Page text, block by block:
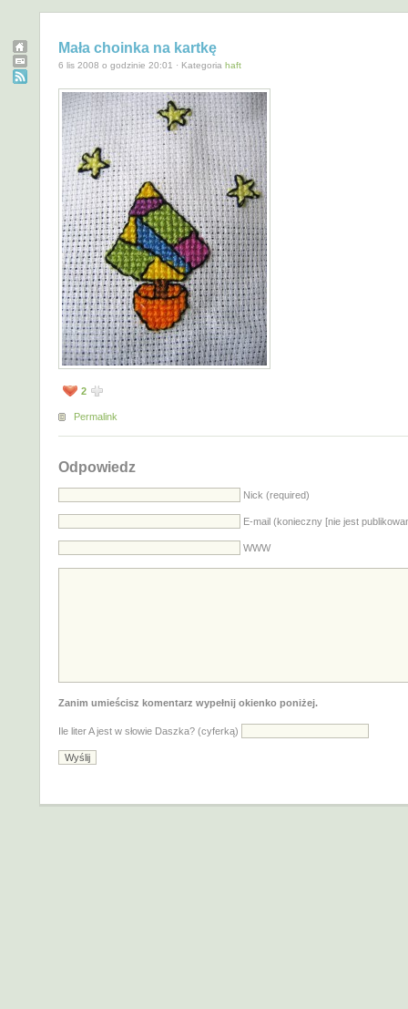
Mała choinka na kartkę
6 lis 2008 o godzinie 20:01 · Kategoria haft
2
Permalink
Odpowiedz
Nick (required)
E-mail (konieczny [nie jest
WWW
Zanim umieścisz komentarz wypełnij okienko poniżej.
Ile liter A jest w słowie Daszka? (cyferką)